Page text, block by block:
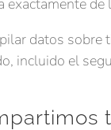
exactamente
datos sobre
incluido el